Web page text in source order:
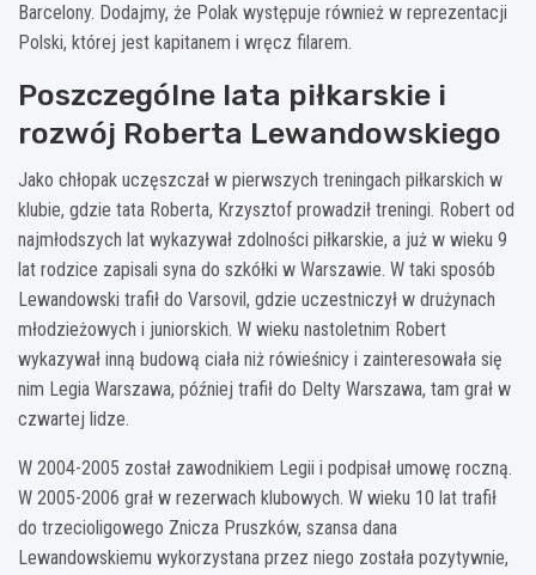
Barcelony. Dodajmy, że Polak występuje również w reprezentacji
Polski, której jest kapitanem i wręcz filarem.
Poszczególne lata piłkarskie i
rozwój Roberta Lewandowskiego
Jako chłopak uczęszczał w pierwszych treningach piłkarskich w
klubie, gdzie tata Roberta, Krzysztof prowadził treningi. Robert od
najmłodszych lat wykazywał zdolności piłkarskie, a już w wieku 9
lat rodzice zapisali syna do szkółki w Warszawie. W taki sposób
Lewandowski trafił do Varsovil, gdzie uczestniczył w drużynach
młodzieżowych i juniorskich. W wieku nastoletnim Robert
wykazywał inną budową ciała niż rówieśnicy i zainteresowała się
nim Legia Warszawa, później trafił do Delty Warszawa, tam grał w
czwartej lidze.
W 2004-2005 został zawodnikiem Legii i podpisał umowę roczną.
W 2005-2006 grał w rezerwach klubowych. W wieku 10 lat trafił
do trzecioligowego Znicza Pruszków, szansa dana
Lewandowskiemu wykorzystana przez niego została pozytywnie,